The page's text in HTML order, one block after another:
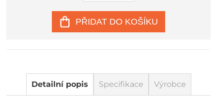
PŘIDAT DO KOŠÍKU
Detailní popis Specifikace Výrobce